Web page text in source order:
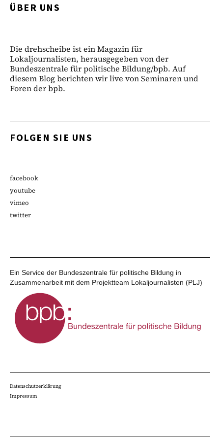
ÜBER UNS
Die drehscheibe ist ein Magazin für
Lokaljournalisten, herausgegeben von der
Bundeszentrale für politische Bildung/bpb. Auf
diesem Blog berichten wir live von Seminaren und
Foren der bpb.
FOLGEN SIE UNS
facebook
youtube
vimeo
twitter
Ein Service der Bundeszentrale für politische Bildung in
Zusammenarbeit mit dem Projektteam Lokaljournalisten (PLJ)
Datenschutzerklärung
Impressum